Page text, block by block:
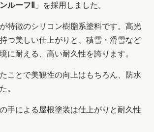
ルーフⅡ 」を採用しました。
特徴のシリコン樹脂系塗料です。高光
つ美しい仕上がりと、積雪・滑雪など
に耐える、高い耐久性を誇ります。
ことで美観性の向上はもちろん、防水
。
手による屋根塗装は仕上がりと耐久性